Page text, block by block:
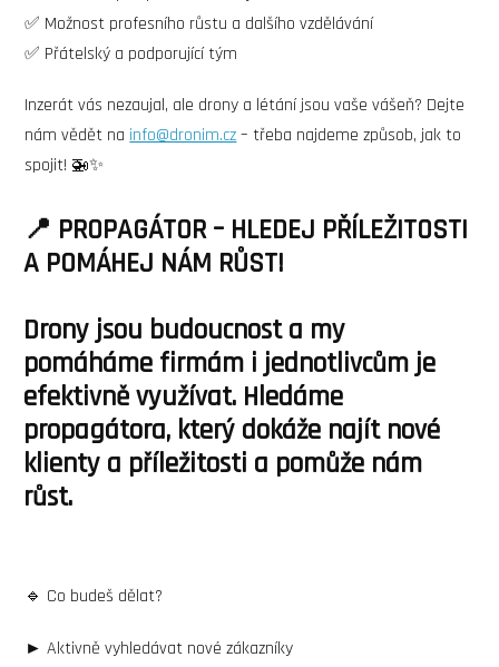
✅ Možnost profesního růstu a dalšího vzdělávání
✅ Přátelský a podporující tým
Inzerát vás nezaujal, ale drony a létání jsou vaše vášeň? Dejte
nám vědět nainfo@dronim.cz– třeba najdeme způsob, jak to
spojit! 🚁✨
📍 PROPAGÁTOR – HLEDEJ PŘÍLEŽITOSTI
A POMÁHEJ NÁM RŮST!
Drony jsou budoucnost a my
pomáháme firmám i jednotlivcům je
efektivně využívat. Hledáme
propagátora, který dokáže najít nové
klienty a příležitosti a pomůže nám
růst.
🔹 Co budeš dělat?
► Aktivně vyhledávat nové zákazníky